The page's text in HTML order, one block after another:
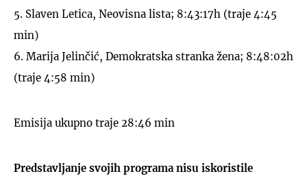
5. Slaven Letica, Neovisna lista; 8:43:17h (traje 4:45
min)
6. Marija Jelinčić, Demokratska stranka žena; 8:48:02h
(traje 4:58 min)
Emisija ukupno traje 28:46 min
Predstavljanje svojih programa nisu iskoristile